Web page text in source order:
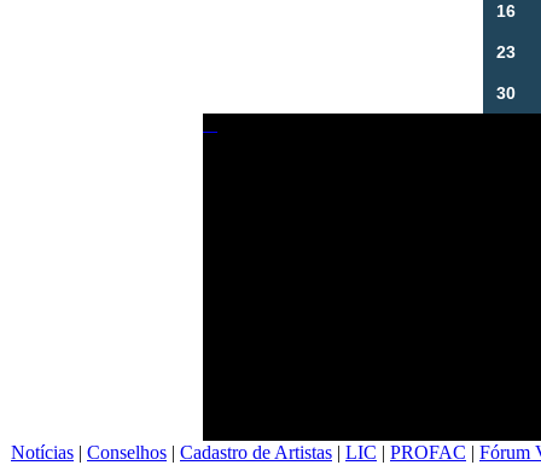
16
23
30
Notícias | Conselhos | Cadastro de Artistas | LIC | PROFAC | Fórum